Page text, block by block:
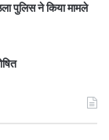
पुलिस ने किया मामले